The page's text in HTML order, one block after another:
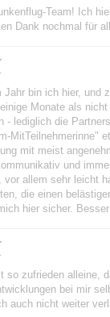
Team! Ich
Dank nochmal für
Jahr bin ich hier, und
Monate als
- lediglich die
MitTeilnehmerinne"
mit meist
und
vor allem sehr leicht
die einen
hier sicher.
so zufrieden alleine,
bei mir
auch nicht weiter